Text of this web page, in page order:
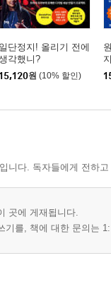
일단정지! 올리기 전에
각했니?
15,120원 (10% 할인)
니다. 독자들에게 전하
곳에 게재됩니다.
기를, 책에 대한 문의는